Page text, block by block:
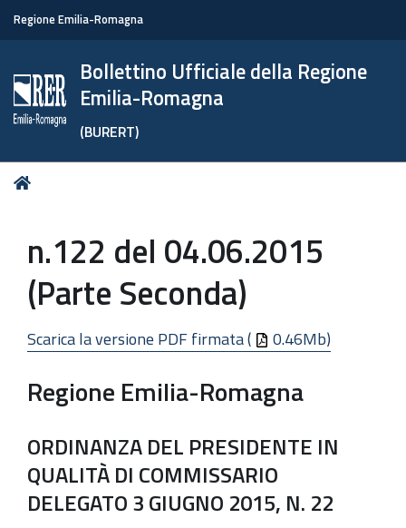
Regione Emilia-Romagna
Bollettino Ufficiale della Regione
Emilia-Romagna
(BURERT)
Tu
n.122 del 04.06.2015
(Parte Seconda)
Scarica la versione PDF firmata ( 0.46Mb)
Regione Emilia-Romagna
ORDINANZA DEL PRESIDENTE IN
QUALITÀ DI COMMISSARIO
DELEGATO 3 GIUGNO 2015, N. 22